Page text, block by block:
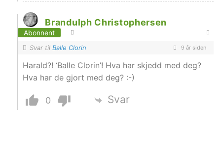
Brandulph Christophersen
Abonnent
Svar tilBalle Clorin 9 år siden
Harald?! ‘Balle Clorin’! Hva har skjedd med deg?
Hva har de gjort med deg? :-)
0 Svar